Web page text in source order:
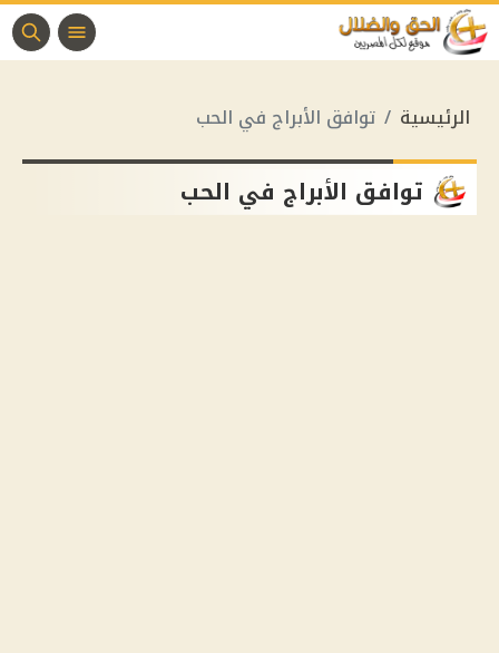
الرئيسية توافق الأبراج في الحب
توافق الأبراج في الحب